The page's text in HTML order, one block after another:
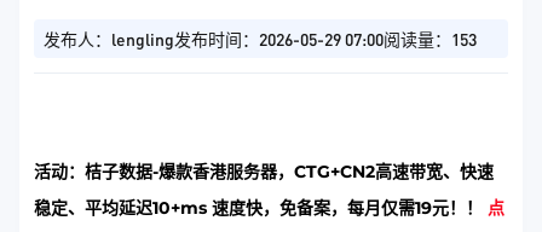
发布人：lengling发布时间：2026-05-29 07:00阅读量：153
活动：桔子数据-爆款香港服务器，CTG+CN2高速带宽、快速
稳定、平均延迟10+ms 速度快，免备案，每月仅需19元！！ 点